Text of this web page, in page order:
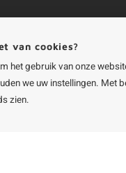
btw
van cookies?
het gebruik van onze
we uw instellingen. Met
zien.